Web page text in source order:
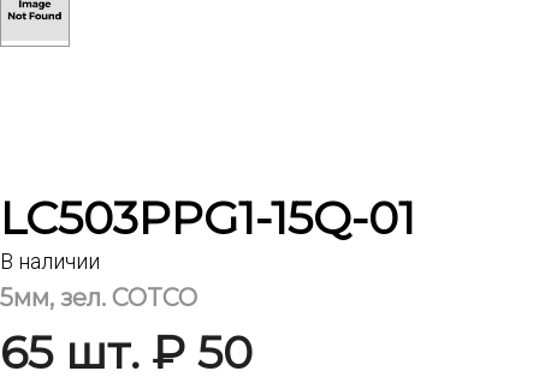
LC503PPG1-15Q-01
В наличии
5мм, зел. COTCO
65 шт. ₽ 50